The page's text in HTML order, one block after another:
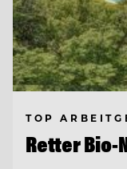
TOP
Retter